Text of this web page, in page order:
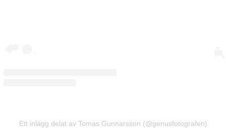
Ett inlägg delat av Tomas Gunnarsson (@genusfotografen)